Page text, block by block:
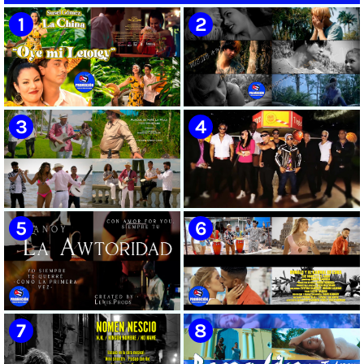
🟡 Susel Gómez (La China) ||
¨Oye Mi Leloley¨ || Director:
Onelio Jesús Larralde González
|| Música popular bailable
cubana || Videoclip || CUBA
🟢 Pirro | ¨Vuelve a mi¨ |
Videoclip | Música Urbana
Cubana | Artistas Cubanos |
Canción | CUBA
🟡 Tico González - ¨Aunque se
pare la mula¨ - Videoclip -
Dirección: John Meriles -
Roberto C. González
🔴 Osmani García & Varios
Artistas | ¨Chupi Chupi¨ |
Director: Joel Guilian | Videoclip
| Música Urbana Cubana |
Artistas Cubanos | Canción |
CUBA